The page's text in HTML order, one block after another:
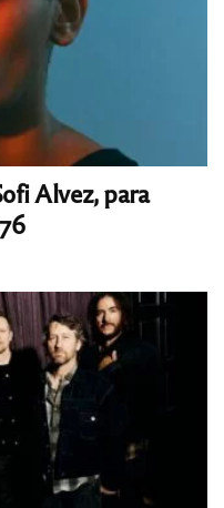
Alvez, para